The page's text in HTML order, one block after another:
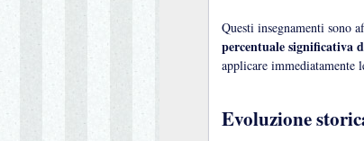
Questi insegnamenti sono
percentuale significativa
applicare immediatamente
Evoluzione